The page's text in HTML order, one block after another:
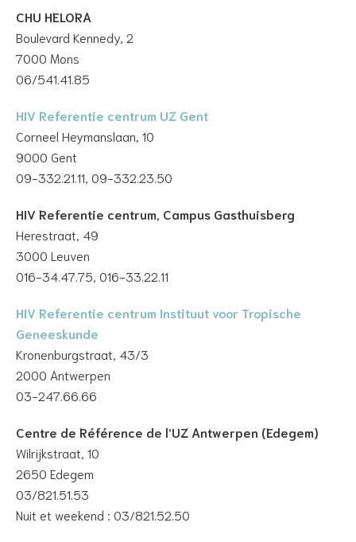
CHU HELORA
Boulevard Kennedy, 2
7000 Mons
06/541.41.85
HIV Referentie centrum UZ Gent
Corneel Heymanslaan, 10
9000 Gent
09-332.21.11, 09-332.23.50
HIV Referentie centrum, Campus Gasthuisberg
Herestraat, 49
3000 Leuven
016-34.47.75, 016-33.22.11
HIV Referentie centrum Instituut voor Tropische
Geneeskunde
Kronenburgstraat, 43/3
2000 Antwerpen
03-247.66.66
Centre de Référence de l’UZ Antwerpen (Edegem)
Wilrijkstraat, 10
2650 Edegem
03/821.51.53
Nuit et weekend : 03/821.52.50